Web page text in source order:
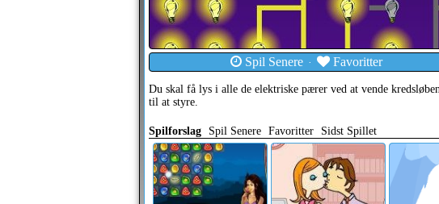
Spil Senere · Favoritter
Du skal få lys i alle de elektriske pærer ved at vende
til at styre.
Spilforslag Spil Senere Favoritter Sidst Spillet